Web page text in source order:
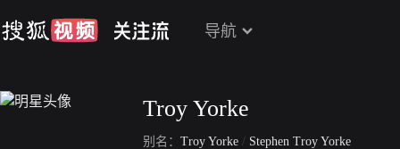
导航
Troy Yorke
别名： Troy Yorke / Stephen Troy Yorke